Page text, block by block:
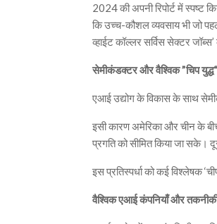
2024 की अपनी रिपोर्ट में स्पष्ट
कि उच्च-कौशल व्यवसाय भी जो
व्हाईट कॉल्लर सर्विस सेक्टर
सेमीकंडक्टर और वैश्विक ”चिप युद्ध“
एआई उद्योग के विकास के साथ
इसी कारण अमेरिका और चीन के
प्रगति को सीमित किया जा सके।
इस प्रतिस्पर्धा को कई विश्लेषक
वैश्विक एआई कंपनियाँ और